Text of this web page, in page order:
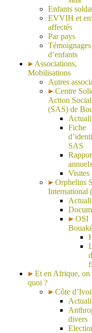
Enfants
EVVIH et
affectés
Par pays
Témoignages
d’enfants
Associations,
Mobilisations
Autres
Centre
Action
(SAS) de
Fiche
SAS
annuels
Visites
Orphelins
International
OSI
Et en Afrique, on
quoi ?
Côte
divers